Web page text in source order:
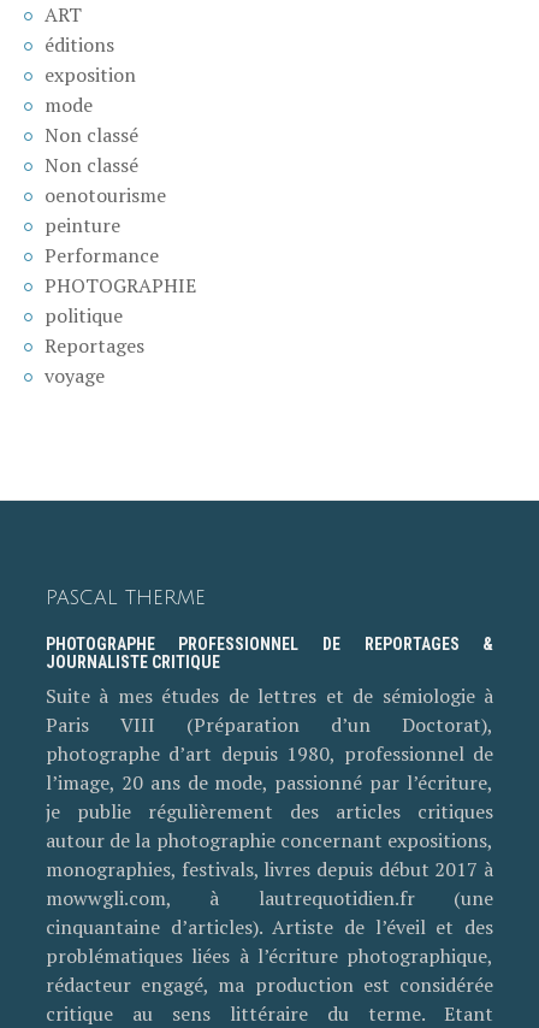
ART
éditions
exposition
mode
Non classé
Non classé
oenotourisme
peinture
Performance
PHOTOGRAPHIE
politique
Reportages
voyage
PASCAL THERME
PHOTOGRAPHE PROFESSIONNEL DE REPORTAGES &
JOURNALISTE CRITIQUE
Suite à mes études de lettres et de sémiologie à
Paris VIII (Préparation d’un Doctorat),
photographe d’art depuis 1980, professionnel de
l’image, 20 ans de mode, passionné par l’écriture,
je publie régulièrement des articles critiques
autour de la photographie concernant expositions,
monographies, festivals, livres depuis début 2017 à
mowwgli.com, à lautrequotidien.fr (une
cinquantaine d’articles). Artiste de l’éveil et des
problématiques liées à l’écriture photographique,
rédacteur engagé, ma production est considérée
critique au sens littéraire du terme. Etant